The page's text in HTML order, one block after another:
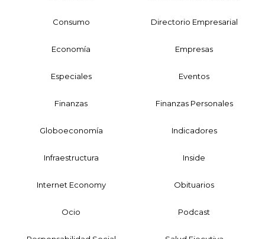
Consumo Directorio Empresarial
Economía Empresas
Especiales Eventos
Finanzas Finanzas Personales
Globoeconomía Indicadores
Infraestructura Inside
Internet Economy Obituarios
Ocio Podcast